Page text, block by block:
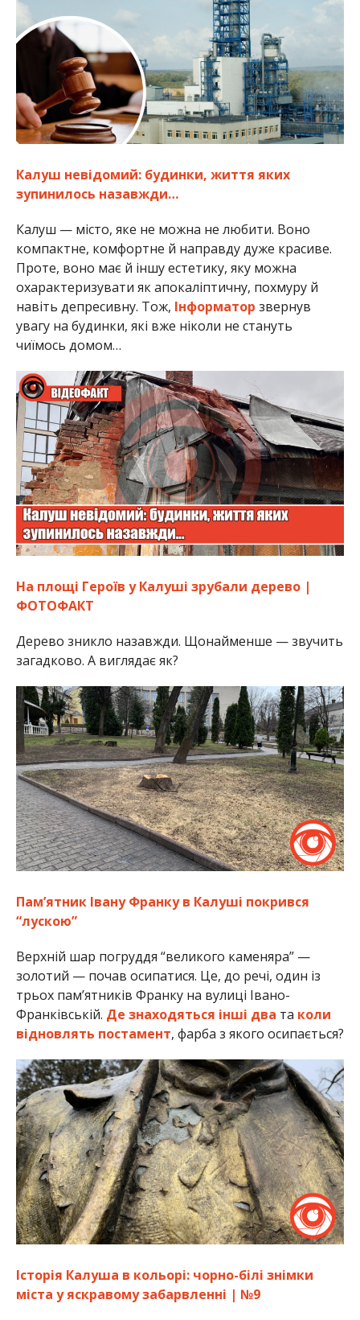
Калуш невідомий: будинки, життя яких
зупинилось назавжди…
Калуш — місто, яке не можна не любити. Воно
компактне, комфортне й направду дуже красиве.
Проте, воно має й іншу естетику, яку можна
охарактеризувати як апокаліптичну, похмуру й
навіть депресивну. Тож, Інформатор звернув
увагу на будинки, які вже ніколи не стануть
чиїмось домом…
На площі Героїв у Калуші зрубали дерево |
ФОТОФАКТ
Дерево зникло назавжди. Щонайменше — звучить
загадково. А виглядає як?
Пам’ятник Івану Франку в Калуші покрився
“лускою”
Верхній шар погруддя “великого каменяра” —
золотий — почав осипатися. Це, до речі, один із
трьох пам’ятників Франку на вулиці Івано-
Франківській. Де знаходяться інші два та коли
відновлять постамент, фарба з якого осипається?
Історія Калуша в кольорі: чорно-білі знімки
міста у яскравому забарвленні | №9